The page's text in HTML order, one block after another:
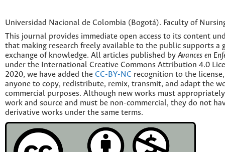
Universidad Nacional de Colombia (Bogotá). Faculty of
This journal provides immediate open access to its content
that making research freely available to the public supports a
exchange of knowledge. All articles published by Avances en
under the International Creative Commons Attribution 4.0
2020, we have added the CC-BY-NC recognition to the
anyone to copy, redistribute, remix, transmit, and adapt the
commercial purposes. Although new works must
work and source and must be non-commercial, they do not
derivative works under the same terms.